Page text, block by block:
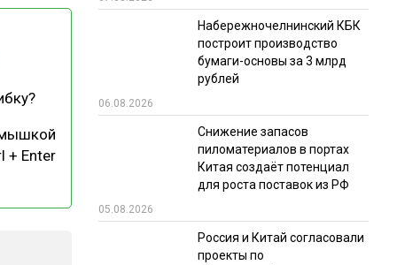
ИТОГИ МЕРОПРИЯТИЙ
+ Enter
Набережночелнинский КБК
построит производство
бумаги-основы за 3 млрд
рублей
06.08.2026
Снижение запасов
пиломатериалов в портах
Китая создаёт потенциал
для роста поставок из РФ
05.08.2026
Россия и Китай согласовали
проекты по